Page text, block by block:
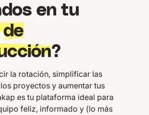
en tu
?
la rotación, simplificar las
proyectos y aumentar tus
es tu plataforma ideal para
feliz, informado y (lo más